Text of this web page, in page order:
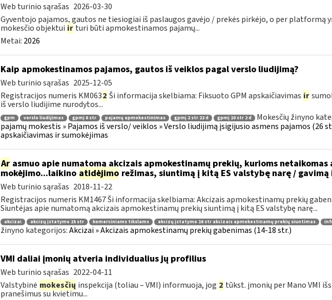
Web turinio sąrašas 2026-03-30
Gyventojo pajamos, gautos ne tiesiogiai iš paslaugos gavėjo / prekės pirkėjo, o per platformą
mokesčio objektui ir turi būti apmokestinamos pajamų...
Metai: 2026
Kaip apmokestinamos pajamos, gautos iš veiklos pagal verslo liudijimą?
Web turinio sąrašas 2025-12-05
Registracijos numeris KM0632 Ši informacija skelbiama: Fiksuoto GPM apskaičiavimas ir
iš verslo liudijime nurodytos...
gpm verslo liudijimas gpmį 6 str pajamų apmokestinimas gpmį 2 str 22 d gpmį 10 str 2 d Mokesčių žinyno
pajamų mokestis » Pajamos iš verslo/ veiklos » Verslo liudijimą įsigijusio asmens pajamos (26
apskaičiavimas ir sumokėjimas
Arasmuo apie numatomą akcizais apmokestinamų prekių, kurioms netaikomas
mokėjimo...laikino atidėjimo režimas, siuntimą į kitą ES valstybę narę / gavimą
Web turinio sąrašas 2018-11-22
Registracijos numeris KM1467 Ši informacija skelbiama: Akcizais apmokestinamų prekių
Siuntėjas apie numatomą akcizais apmokestinamų prekių siuntimą į kitą ES valstybę narę...
akcizai akcizų įstatymo 15 str komerciniams tikslams akcizų įstatymo 16 str akcizais apmokestinamų prekių siuntimas
žinyno kategorijos:Akcizai » Akcizais apmokestinamų prekių gabenimas (14-18 str.)
VMI daliai įmonių atveria individualius jų profilius
Web turinio sąrašas 2022-04-11
Valstybinė mokesčių inspekcija (toliau – VMI) informuoja, jog 2 tūkst. įmonių per Mano VMI
pranešimus su kvietimu...